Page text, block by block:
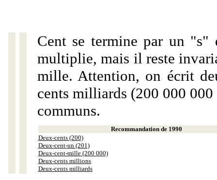
Cent se termine par un "s"
multiplie, mais il reste
mille. Attention, on écrit
cents milliards (200 000
communs.
Recommandation de 1990
Deux-cents (200)
Deux-cent-un (201)
Deux-cent-mille (200 000)
Deux-cents millions
Deux-cents milliards